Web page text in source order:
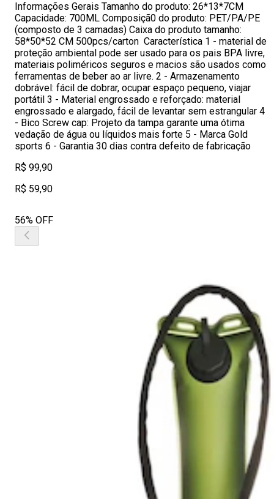
Informações Gerais Tamanho do produto: 26*13*7CM
Capacidade: 700ML Composiçã0 do produto: PET/PA/PE
(composto de 3 camadas) Caixa do produto tamanho:
58*50*52 CM 500pcs/carton Característica 1 - material de
proteção ambiental pode ser usado para os pais BPA livre,
materiais poliméricos seguros e macios são usados como
ferramentas de beber ao ar livre. 2 - Armazenamento
dobrável: fácil de dobrar, ocupar espaço pequeno, viajar
portátil 3 - Material engrossado e reforçado: material
engrossado e alargado, fácil de levantar sem estrangular 4
- Bico Screw cap: Projeto da tampa garante uma ótima
vedação de água ou líquidos mais forte 5 - Marca Gold
sports 6 - Garantia 30 dias contra defeito de fabricação
R$ 99,90
R$ 59,90
56% OFF